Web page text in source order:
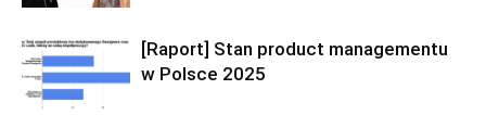
[Raport] Stan product managementu
w Polsce 2025